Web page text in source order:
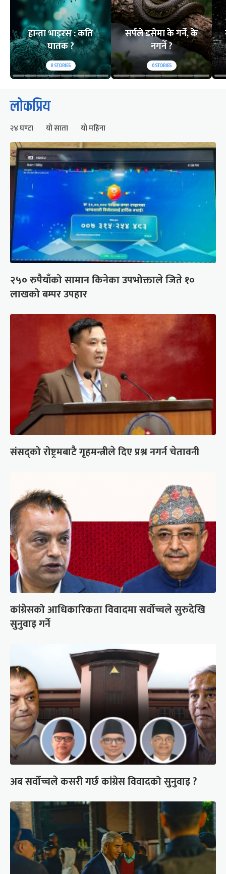
हान्ता भाइरस : कति
घातक ?
8STORIES
सर्पले डसेमा के गर्ने, के
नगर्ने ?
6STORIES
लोकप्रिय
२४ घण्टा यो साता यो महिना
२५० रुपैयाँको सामान किनेका उपभोक्ताले जिते १०
लाखको बम्पर उपहार
संसद्को रोष्ट्रमबाटै गृहमन्त्रीले दिए प्रश्न नगर्न चेतावनी
कांग्रेसको आधिकारिकता विवादमा सर्वोच्चले सुरुदेखि
सुनुवाइ गर्ने
अब सर्वोच्चले कसरी गर्छ कांग्रेस विवादको सुनुवाइ ?